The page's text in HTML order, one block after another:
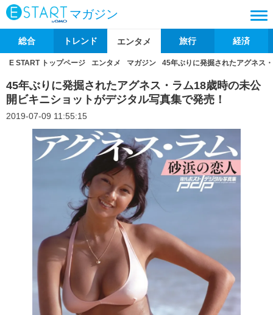
マガジン
総合 トレンド エンタメ 旅行 経済
E START トップページ エンタメ マガジン 45年ぶりに発掘されたアグネス
45年ぶりに発掘されたアグネス・ラム18歳時の未公
開ビキニショットがデジタル写真集で発売！
2019-07-09 11:55:15